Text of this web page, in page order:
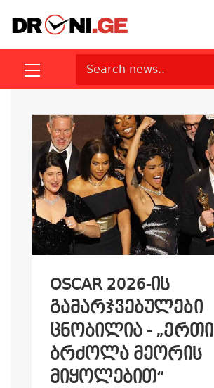
OSCAR 2026-ᲘᲡ
ᲒᲐᲛᲐᲠᲯᲕᲔᲑᲣᲚᲔᲑᲘ
ᲪᲜᲝᲑᲘᲚᲘᲐ - „ᲔᲠᲗᲘ
ᲑᲠᲫᲝᲚᲐ ᲛᲔᲝᲠᲘᲡ
ᲛᲘᲧᲝᲚᲔᲑᲘᲗ“